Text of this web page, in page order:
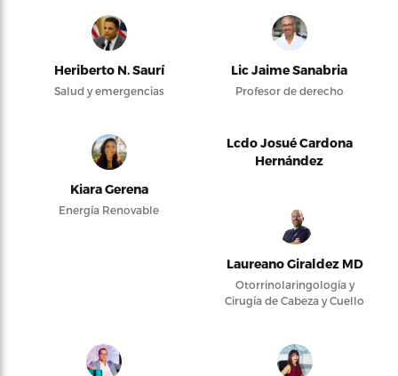
Heriberto N. Saurí
Salud y emergencias
Lic Jaime Sanabria
Profesor de derecho
Kiara Gerena
Energía Renovable
Lcdo Josué Cardona
Hernández
Laureano Giraldez MD
Otorrinolaringología y
Cirugía de Cabeza y Cuello